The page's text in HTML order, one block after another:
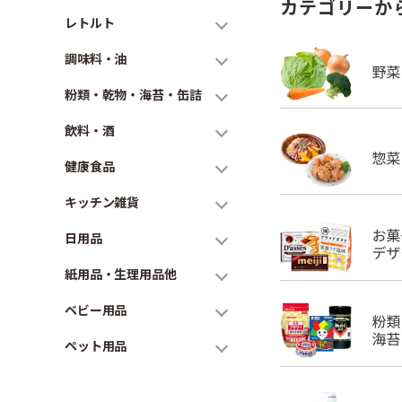
レトルト
調味料・油
粉類・乾物・海苔・缶詰
飲料・酒
健康食品
キッチン雑貨
日用品
紙用品・生理用品他
ベビー用品
ペット用品
カテゴリーか